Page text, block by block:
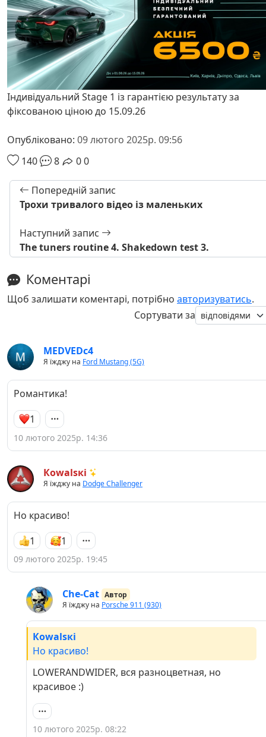
Індивідуальний Stage 1 із гарантією результату за
фіксованою ціною до 15.09.26
Опубліковано: 09 лютого 2025р. 09:56
140
8 00
Попередній запис
Трохи тривалого відео із маленьких
Наступний запис
The tuners routine 4. Shakedown test 3.
Коментарі
Щоб залишати коментарі, потрібно авторизуватись.
Сортувати за
MEDVEDc4
Я їжджу на Ford Mustang (5G)
Романтика!
1
10 лютого 2025р. 14:36
Кowаlsкі
Я їжджу на Dodge Challenger
Но красиво!
1
1
09 лютого 2025р. 19:45
Che-Cat Автор
Я їжджу на Porsche 911 (930)
Кowаlsкі
Но красиво!
LOWERANDWIDER, вся разноцветная, но
красивое :)
10 лютого 2025р. 08:22